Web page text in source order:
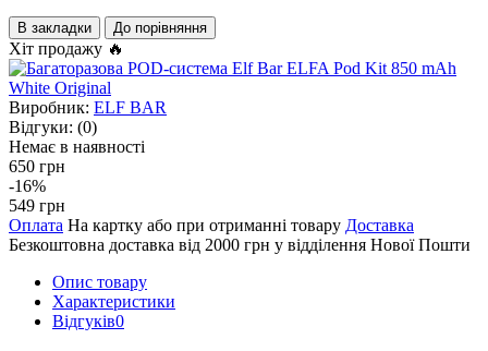
В закладки До порівняння
Хіт продажу 🔥
Виробник: ELF BAR
Відгуки: (0)
Немає в наявності
650 грн
-16%
549 грн
Оплата На картку або при отриманні товару Доставка
Безкоштовна доставка від 2000 грн у відділення Нової Пошти
Опис товару
Характеристики
Відгуків0